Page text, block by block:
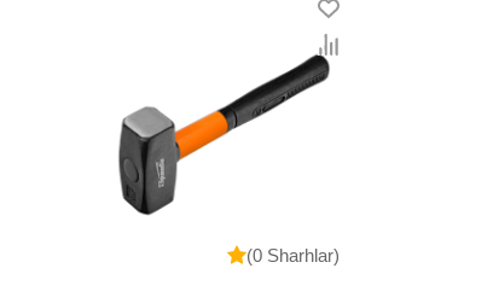
(0 Sharhlar)